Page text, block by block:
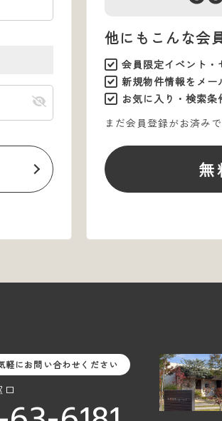
他にもこんな会
会員限定イベント・
新規物件情報をメー
お気に入り・検索
まだ会員登録がお済み
無
軽にお問い合わせください